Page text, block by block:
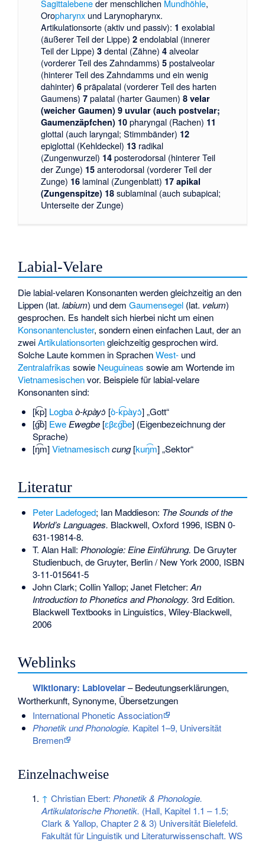
Sagittalebeneder menschlichen Mundhöhle,
Oropharynxund Larynopharynx.
Artikulationsorte (aktiv und passiv): 1 exolabial
(äußerer Teil der Lippe) 2endolabial (innerer
Teil der Lippe) 3dental (Zähne) 4alveolar
(vorderer Teil des Zahndamms) 5postalveolar
(hinterer Teil des Zahndamms und ein wenig
dahinter) 6präpalatal (vorderer Teil des harten
Gaumens) 7palatal (harter Gaumen) 8 velar
(weicher Gaumen) 9 uvular (auch postvelar;
Gaumenzäpfchen) 10pharyngal (Rachen) 11
glottal (auch laryngal; Stimmbänder) 12
epiglottal (Kehldeckel) 13radikal
(Zungenwurzel) 14posterodorsal (hinterer Teil
der Zunge) 15anterodorsal (vorderer Teil der
Zunge) 16laminal (Zungenblatt) 17 apikal
(Zungenspitze) 18sublaminal (auch subapical;
Unterseite der Zunge)
Labial-Velare
Die labial-velaren Konsonanten werden gleichzeitig an den
Lippen (lat.labium) und demGaumensegel (lat. velum)
gesprochen. Es handelt sich hierbei nicht um einen
Konsonantencluster, sondern einen einfachen Laut, der an
zweiArtikulationsortengleichzeitig gesprochen wird.
Solche Laute kommen in SprachenWest- und
Zentralafrikas sowie Neuguineas sowie am Wortende im
Vietnamesischenvor. Beispiele für labial-velare
Konsonanten sind:
[k͡p] Logba ò-kpàyɔ̀ [ò-k͡pàyɔ̀] „Gott“
[g͡b] Ewe Ewegbe[ɛβɛg͡be] (Eigenbezeichnung der
Sprache)
[ŋ͡m]Vietnamesisch cung[kuŋ͡m] „Sektor“
Literatur
Peter Ladefoged; Ian Maddieson: The Sounds of the
World’s Languages. Blackwell, Oxford 1996, ISBN 0-
631-19814-8.
T. Alan Hall: Phonologie: Eine Einführung. De Gruyter
Studienbuch, de Gruyter, Berlin / New York 2000, ISBN
3-11-015641-5
John Clark; Collin Yallop; Janet Fletcher: An
Introduction to Phonetics and Phonology. 3rd Edition.
Blackwell Textbooks in Linguistics, Wiley-Blackwell,
2006
Weblinks
Wiktionary: Labiovelar– Bedeutungserklärungen,
Wortherkunft, Synonyme, Übersetzungen
International Phonetic Association
Phonetik und Phonologie. Kapitel 1–9, Universität
Bremen
Einzelnachweise
↑ Christian Ebert:Phonetik & Phonologie.
Artikulatorische Phonetik. (Hall, Kapitel 1.1 – 1.5;
Clark & Yallop, Chapter 2 & 3) Universität Bielefeld.
Fakultät für Linguistik und Literaturwissenschaft. WS